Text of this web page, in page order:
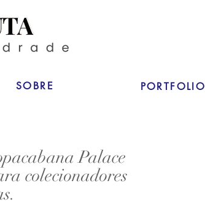
SOBRE PORTFOLIO
Palace
colecionadores